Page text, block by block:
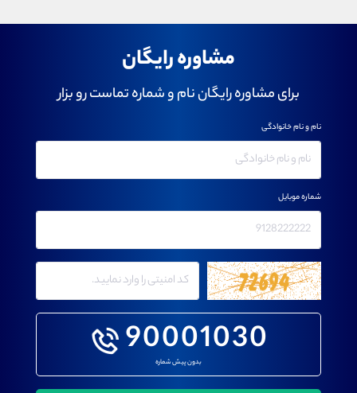
مشاوره رایگان
برای مشاوره رایگان نام و شماره تماست رو بزار
90001030
بدون پیش شماره
نام و نام خانوادگی
شماره موبایل